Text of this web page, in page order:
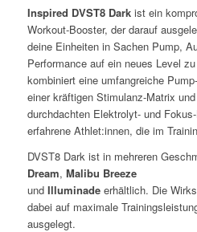
Inspired DVST8 Darkist ein
Workout-Booster, der darauf
deine Einheiten in Sachen Pump,
Performance auf ein neues Level
kombiniert eine umfangreiche
einer kräftigen Stimulanz-Matrix
durchdachten Elektrolyt- und
erfahrene Athlet:innen, die im
DVST8 Dark ist in mehreren
Dream, Malibu Breeze
und Illuminadeerhältlich. Die
dabei auf maximale
ausgelegt.